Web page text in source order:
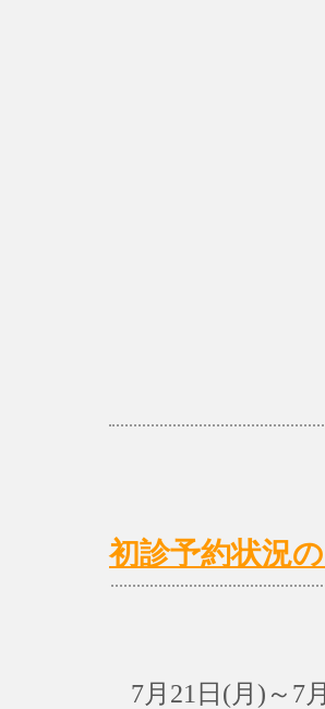
初診予約状況
7月21日(月)～7